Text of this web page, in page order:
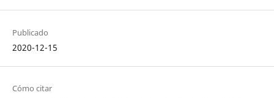
Publicado
2020-12-15
Cómo citar